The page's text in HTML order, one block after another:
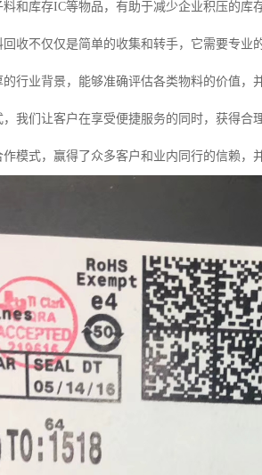
和库存IC等物品，有助于减少企业积压的库
收不仅仅是简单的收集和转手，它需要专业
行业背景，能够准确评估各类物料的价值，
我们让客户在享受便捷服务的同时，获得合
模式，赢得了众多客户和业内同行的信赖，